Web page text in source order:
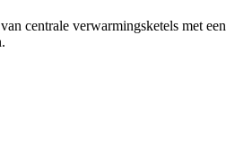
centrale verwarmingsketels met